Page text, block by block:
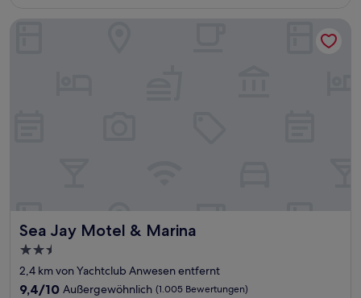
Sea Jay Motel & Marina
Sea Jay Motel & Marina
2.5-
Sterne-
Unterkunft
2,4 km von Yachtclub Anwesen entfernt
9.4
9,4/10 Außergewöhnlich (1.005 Bewertungen)